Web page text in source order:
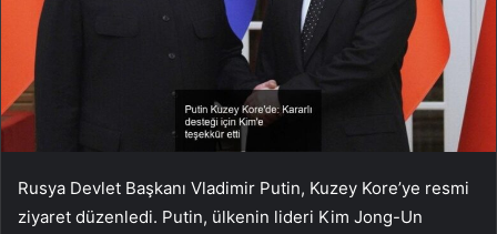
Rusya Devlet Başkanı Vladimir Putin, Kuzey Kore’ye resmi
ziyaret düzenledi. Putin, ülkenin lideri Kim Jong-Un